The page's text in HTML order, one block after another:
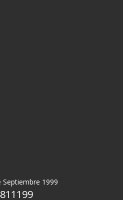
Septiembre 1999